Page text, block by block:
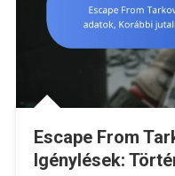
Escape From
Igénylések: